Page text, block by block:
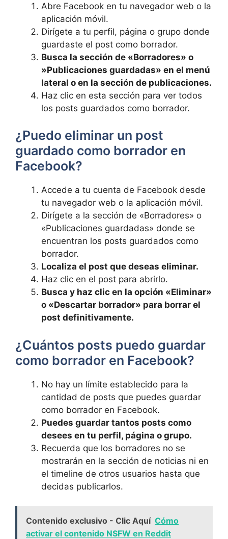
Abre Facebook en tu navegador web o la
aplicación móvil.
Dirígete a tu perfil, página ⁣o ⁤grupo donde
guardaste ‌el post como borrador.
Busca la sección de «Borradores» o
‍»Publicaciones guardadas» en el menú
lateral‌ o​ en⁣ la sección de⁤ publicaciones.
Haz clic en esta sección para ver todos
los posts⁢ guardados⁢ como borrador.
¿Puedo eliminar ⁣un post⁣
guardado⁤ como borrador en
Facebook?
Accede a tu cuenta de Facebook desde
tu navegador web o la aplicación móvil.
Dirígete a la​ sección de «Borradores» o
«Publicaciones guardadas» donde se
encuentran los posts guardados como
borrador.
Localiza el post que deseas eliminar.
Haz clic​ en el post para​ abrirlo.
Busca y haz⁢ clic en la opción «Eliminar»
o «Descartar borrador» para borrar el
post definitivamente.
¿Cuántos posts puedo guardar
como​ borrador en Facebook?
No hay un límite establecido para la
cantidad de posts que⁤ puedes guardar
como borrador en Facebook.
Puedes guardar tantos posts como
desees en‍ tu perfil, página o grupo.
Recuerda que los borradores⁢ no se
mostrarán en la⁢ sección de ⁤noticias ni en
el ‍timeline de otros usuarios ⁣hasta que
decidas publicarlos.
Contenido exclusivo - Clic Aquí Cómo
activar el contenido NSFW en Reddit